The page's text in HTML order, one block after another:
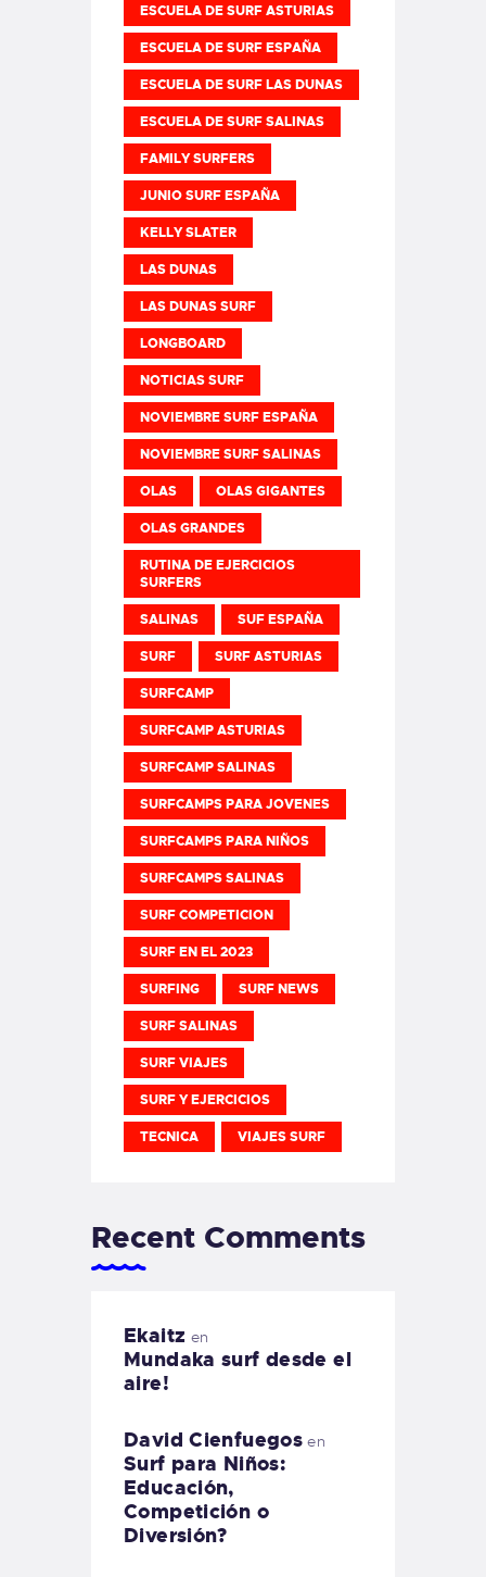
ESCUELA DE SURF ASTURIAS
ESCUELA DE SURF ESPAÑA
ESCUELA DE SURF LAS DUNAS
ESCUELA DE SURF SALINAS
FAMILY SURFERS
JUNIO SURF ESPAÑA
KELLY SLATER
LAS DUNAS
LAS DUNAS SURF
LONGBOARD
NOTICIAS SURF
NOVIEMBRE SURF ESPAÑA
NOVIEMBRE SURF SALINAS
OLAS OLAS GIGANTES
OLAS GRANDES
RUTINA DE EJERCICIOS
SURFERS
SALINAS SUF ESPAÑA
SURF SURF ASTURIAS
SURFCAMP
SURFCAMP ASTURIAS
SURFCAMP SALINAS
SURFCAMPS PARA JOVENES
SURFCAMPS PARA NIÑOS
SURFCAMPS SALINAS
SURF COMPETICION
SURF EN EL 2023
SURFING SURF NEWS
SURF SALINAS
SURF VIAJES
SURF Y EJERCICIOS
TECNICA VIAJES SURF
Recent Comments
Ekaitz en
Mundaka surf desde el
aire!
David Cienfuegos en
Surf para Niños:
Educación,
Competición o
Diversión?